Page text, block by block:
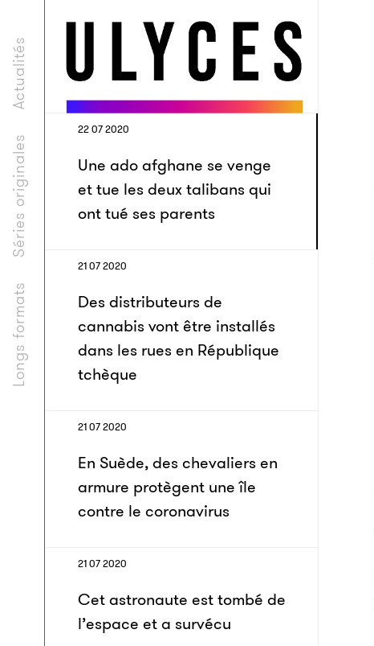
Longs formats
Séries originales
Actualités
22 07 2020
Une ado afghane se venge
et tue les deux talibans qui
ont tué ses parents
21 07 2020
Des distributeurs de
cannabis vont être installés
dans les rues en République
tchèque
21 07 2020
En Suède, des chevaliers en
armure protègent une île
contre le coronavirus
21 07 2020
Cet astronaute est tombé de
l’espace et a survécu